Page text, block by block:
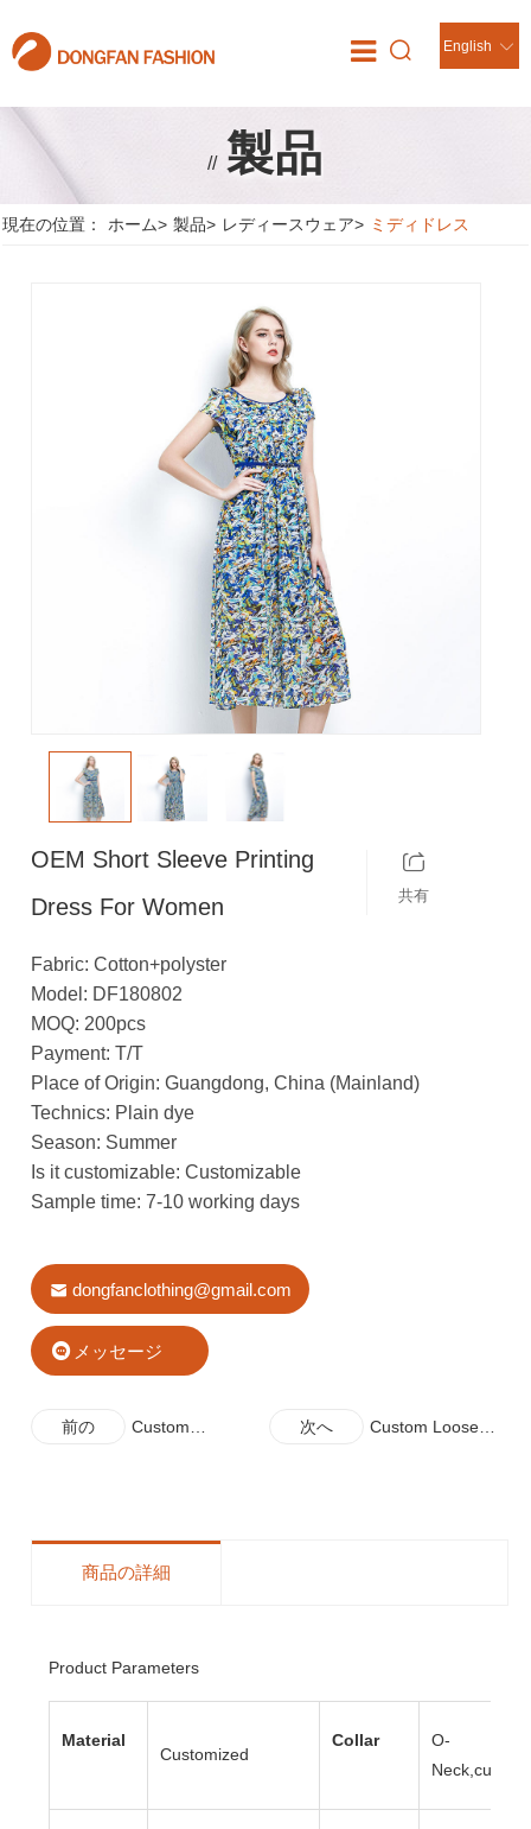
English
// 製品
現在の位置： ホーム> 製品> レディースウェア> ミディドレス
OEM Short Sleeve Printing
Dress For Women
共有
Fabric: Cotton+polyster
Model: DF180802
MOQ: 200pcs
Payment: T/T
Place of Origin: Guangdong, China (Mainland)
Technics: Plain dye
Season: Summer
Is it customizable: Customizable
Sample time: 7-10 working days
dongfanclothing@gmail.com
メッセージ
前の
Custom
次へ
Custom Loose
商品の詳細
Product Parameters
Material
Customized
Collar
O-